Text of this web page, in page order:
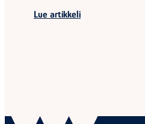
Lue artikkeli